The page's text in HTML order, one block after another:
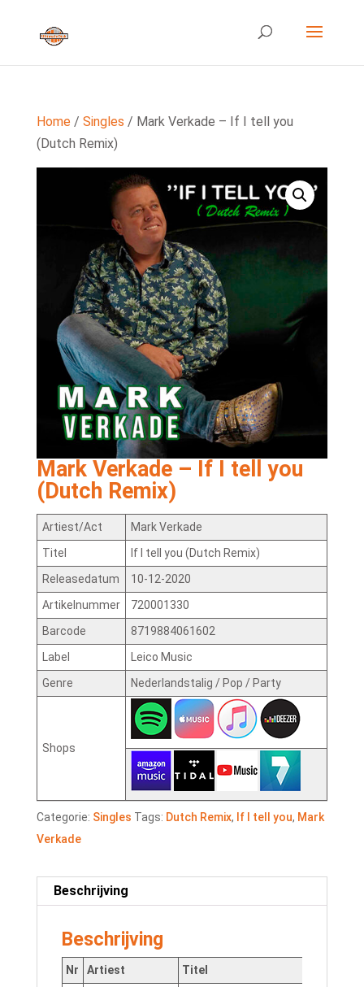
Home/ Singles / Mark Verkade – If I tell you
(Dutch Remix)
Mark Verkade – If I tell you
(Dutch Remix)
Artiest/Act
Mark Verkade
Titel
If I tell you (Dutch Remix)
Releasedatum
10-12-2020
Artikelnummer
720001330
Barcode
8719884061602
Label
Leico Music
Genre
Nederlandstalig / Pop / Party
Shops
Categorie: Singles Tags: Dutch Remix, If I tell you, Mark
Verkade
Beschrijving
Beschrijving
Nr Artiest Titel